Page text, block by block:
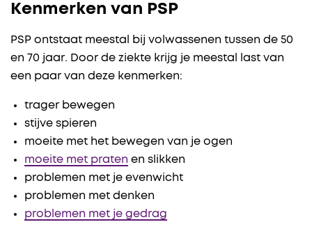
Kenmerken van PSP
PSP ontstaat meestal bij volwassenen tussen de 50
en 70 jaar. Door de ziekte krijg je meestal last van
een paar van deze kenmerken:
trager bewegen
stijve spieren
moeite met het bewegen van je ogen
moeite met praten en slikken
problemen met je evenwicht
problemen met denken
problemen met je gedrag